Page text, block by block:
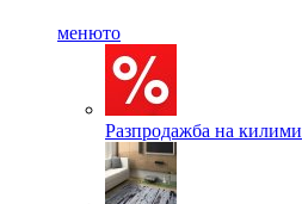
менюто
Разпродажба на килими